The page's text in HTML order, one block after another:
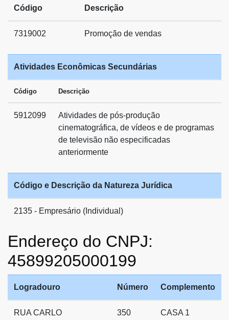
Código Descrição
7319002 Promoção de vendas
Atividades Econômicas Secundárias
Código Descrição
5912099
Atividades de pós-produção
cinematográfica, de vídeos e de programas
de televisão não especificadas
anteriormente
Código e Descrição da Natureza Jurídica
2135 - Empresário (Individual)
Endereço do CNPJ:
45899205000199
Logradouro Número Complemento
RUA CARLO
350 CASA 1